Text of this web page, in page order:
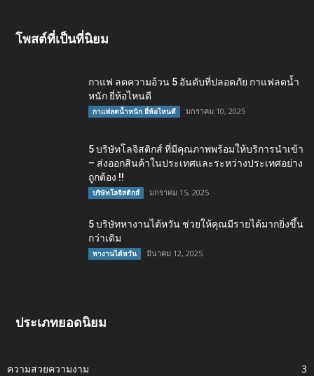
โพสต์ที่เป็นที่นิยม
กาแฟ ลดความอ้วน 5 อันดับที่ปลอดภัย กาแฟลดน้ำ
หนัก ยี่ห้อไหนดี
กาแฟลดน้ำหนัก ยี่ห้อไหนดี มกราคม 10, 2025
5 บริษัทโลจิสติกส์ ที่มีคุณภาพพร้อมให้บริการนำเข้า
– ส่งออกสินค้าในประเทศและระหว่างประเทศอย่าง
ถูกต้อง !!
บริษัทโลจิสติกส์ มกราคม 15, 2025
5 บริษัทหางานไต้หวัน ช่วยให้คุณมีรายได้มากยิ่งขึ้น
กว่าเดิม
หางานไต้หวัน มีนาคม 12, 2025
ประเภทยอดนิยม
ความสวยความงาม
3